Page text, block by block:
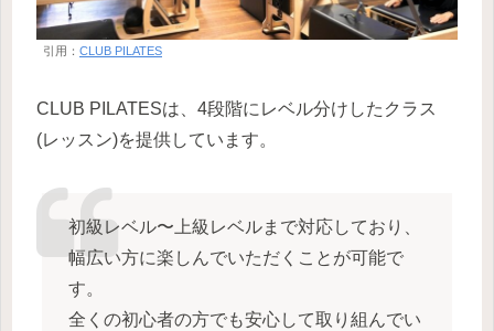
引用： CLUB PILATES
CLUB PILATESは、4段階にレベル分けしたクラス
(レッスン)を提供しています。
初級レベル〜上級レベルまで対応しており、
幅広い方に楽しんでいただくことが可能で
す。
全くの初心者の方でも安心して取り組んでい